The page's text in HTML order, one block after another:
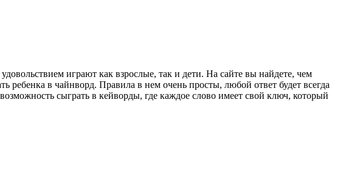
играют как взрослые, так и дети. На сайте вы найдете, чем
ребенка в чайнворд. Правила в нем очень просты, любой ответ будет всегда
сыграть в кейворды, где каждое слово имеет свой ключ, который